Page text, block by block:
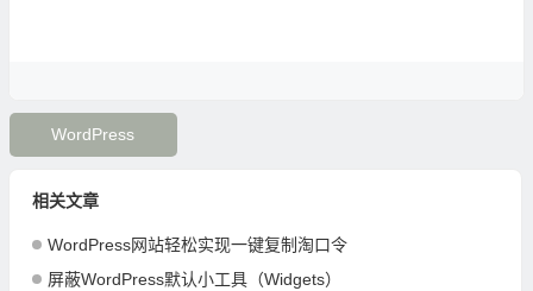
WordPress
相关文章
WordPress网站轻松实现一键复制淘口令
屏蔽WordPress默认小工具（Widgets）